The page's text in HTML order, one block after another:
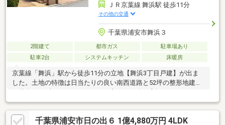
ＪＲ京葉線 舞浜駅 徒歩11分
その他の交通
千葉県浦安市舞浜３
2階建て 都市ガス
駐車場あり
駐車2台
システムキッチン 床暖房
京葉線「舞浜」駅から徒歩11分の立地【舞浜3丁目戸建】が出ま
した。土地の特徴は日当たりの良い南西道路と52坪の整形地建物
の特徴はまず、コンディションが良好で個人の主観はございます
がそのままでもお住まいになれる位綺麗です。また、５ＬＤＫの
146.15㎡の大きな建物でカースペースは2台分ありますので二世帯
でもお住まいになれます。空室のため、いつでもご見学できま
千葉県浦安市日の出６ 1億4,880万円 4LDK